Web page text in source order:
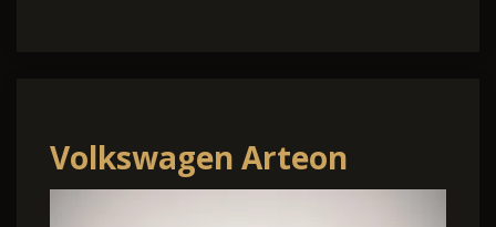
Volkswagen Arteon
Shooting Brake 2.0 TDI